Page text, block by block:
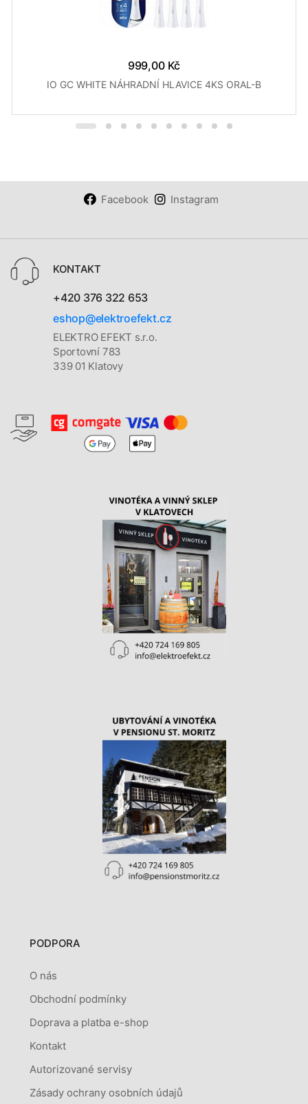
999,00 Kč
IO GC WHITE NÁHRADNÍ HLAVICE 4KS ORAL-B
Facebook Instagram
KONTAKT
+420 376 322 653
eshop@elektroefekt.cz
ELEKTRO EFEKT s.r.o.
Sportovní 783
339 01 Klatovy
PODPORA
O nás
Obchodní podmínky
Doprava a platba e-shop
Kontakt
Autorizované servisy
Zásady ochrany osobních údajů